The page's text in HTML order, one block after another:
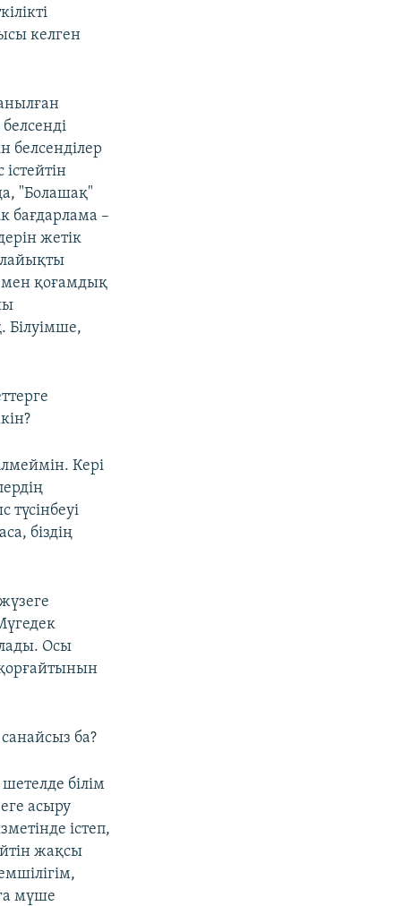
келген
белсенділер
"Болашақ"
бағдарлама –
жетік
лайықты
мен қоғамдық
Білуімше,
Кері
түсінбеуі
біздің
Осы
санайсыз ба?
білім
асыру
істеп,
жақсы
мүше